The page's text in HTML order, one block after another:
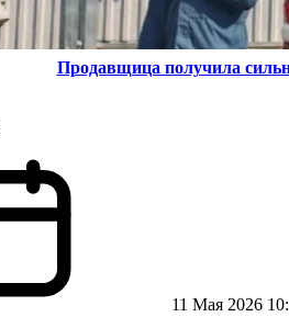
Продавщица получила
11 Мая 2026